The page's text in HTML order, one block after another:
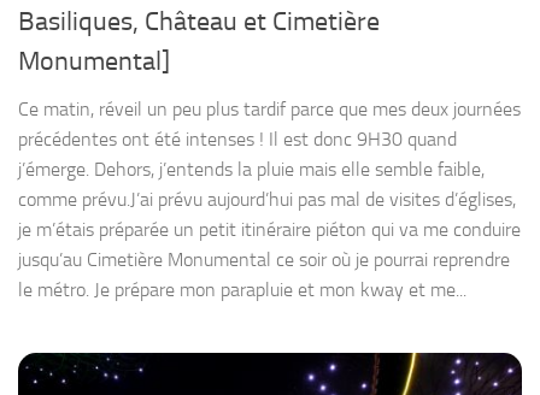
Basiliques, Château et Cimetière
Monumental]
Ce matin, réveil un peu plus tardif parce que mes deux journées
précédentes ont été intenses ! Il est donc 9H30 quand
j’émerge. Dehors, j’entends la pluie mais elle semble faible,
comme prévu.J’ai prévu aujourd’hui pas mal de visites d’églises,
je m’étais préparée un petit itinéraire piéton qui va me conduire
jusqu’au Cimetière Monumental ce soir où je pourrai reprendre
le métro. Je prépare mon parapluie et mon kway et me...